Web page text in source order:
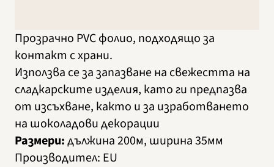
Прозрачно PVC фолио, подходящо за
контакт с храни.
Използва се за запазване на свежестта на
сладкарските изделия, като ги предпазва
от изсъхване, както и за изработването
на шоколадови декорации
Размери:дължина 200м, ширина 35мм
Производител: EU